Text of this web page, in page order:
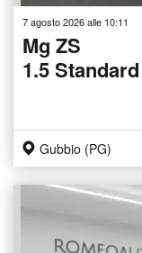
7 agosto 2026 alle 10:11
Mg ZS
1.5 Standard
Gubbio (PG)